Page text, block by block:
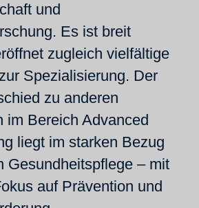
und
Es ist breit
zugleich vielfältige
Spezialisierung. Der
zu anderen
im Bereich Advanced
liegt im starken Bezug
Gesundheitspflege – mit
auf Prävention und